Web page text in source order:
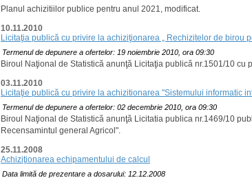
Planul achizitiilor publice pentru anul 2021, modificat.
10.11.2010
Licitaţia publică cu privire la achiziţionarea „ Rechizitelor de birou
Termenul de depunere a ofertelor: 19 noiembrie 2010, ora 09:30
Biroul Naţional de Statistică anunţă Licitaţia publică nr.1501/10
03.11.2010
Licitaţie publică cu privire la achizitionarea "Sistemului informatic
Termenul de depunere a ofertelor: 02 decembrie 2010, ora 09:30
Biroul Naţional de Statistică anunţă Licitatia publica nr.1469/10
Recensamintul general Agricol".
25.11.2008
Achiziţionarea echipamentului de calcul
Data limită de prezentare a dosarului: 12.12.2008